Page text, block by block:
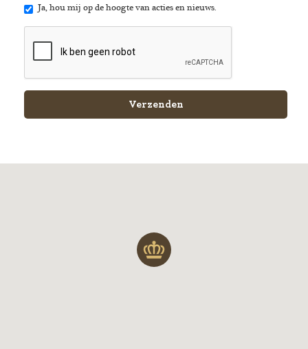
Ja, hou mij op de hoogte van acties en nieuws.